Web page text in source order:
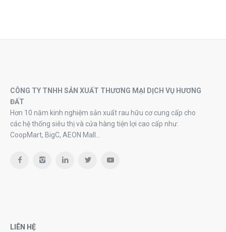
CÔNG TY TNHH SẢN XUẤT THƯƠNG MẠI DỊCH VỤ HƯƠNG
ĐẤT
Hơn 10 năm kinh nghiệm sản xuất rau hữu cơ cung cấp cho
các hệ thống siêu thị và cửa hàng tiện lợi cao cấp như:
CoopMart, BigC, AEON Mall…
LIÊN HỆ